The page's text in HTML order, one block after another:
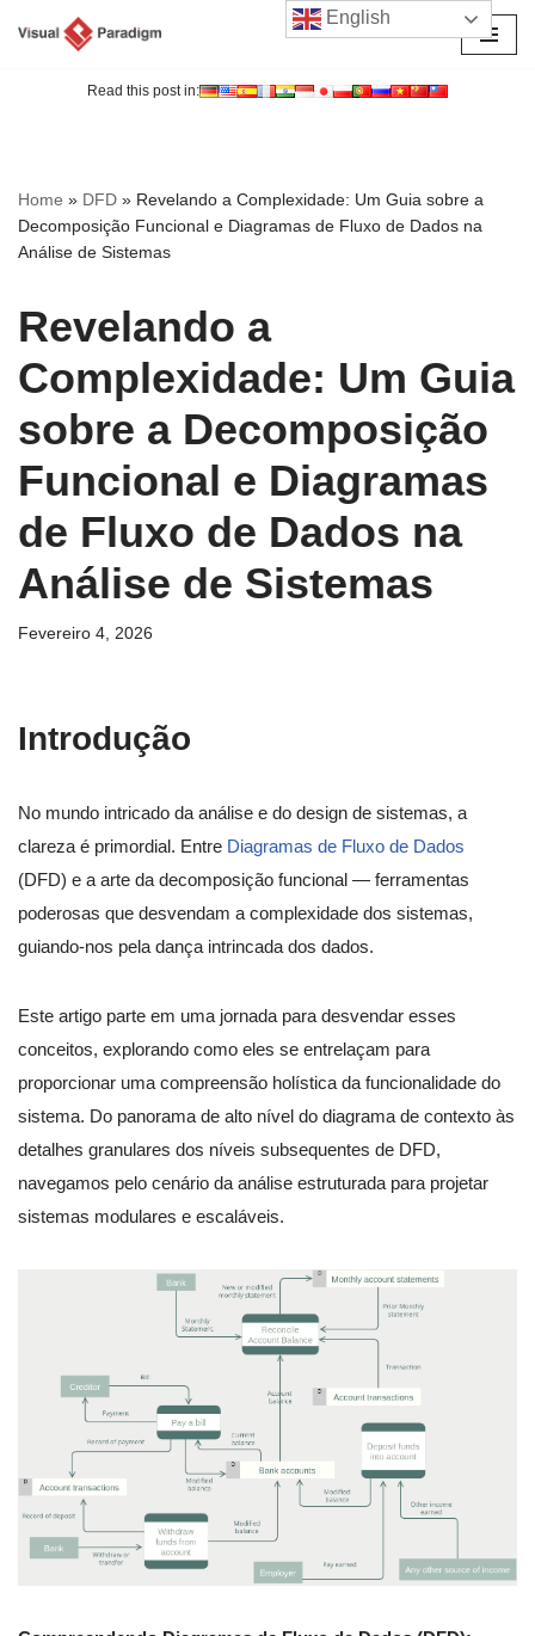
Read this post in:
Home » DFD » Revelando a Complexidade: Um Guia sobre a
Decomposição Funcional e Diagramas de Fluxo de Dados na
Análise de Sistemas
Revelando a
Complexidade: Um Guia
sobre a Decomposição
Funcional e Diagramas
de Fluxo de Dados na
Análise de Sistemas
Fevereiro 4, 2026
Introdução
No mundo intricado da análise e do design de sistemas, a
clareza é primordial. Entre Diagramas de Fluxo de Dados
(DFD) e a arte da decomposição funcional — ferramentas
poderosas que desvendam a complexidade dos sistemas,
guiando-nos pela dança intrincada dos dados.
Este artigo parte em uma jornada para desvendar esses
conceitos, explorando como eles se entrelaçam para
proporcionar uma compreensão holística da funcionalidade do
sistema. Do panorama de alto nível do diagrama de contexto às
detalhes granulares dos níveis subsequentes de DFD,
navegamos pelo cenário da análise estruturada para projetar
sistemas modulares e escaláveis.
English